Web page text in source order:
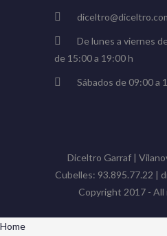
De lunes a viernes
de 15:00 a 19:00 h
Sábados de 09:00 a
Diceltro Garraf |
Cubelles: 93.895.77.22 |
Copyright 2017 -
Home